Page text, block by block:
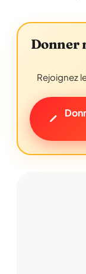
Donner
Rejoignez